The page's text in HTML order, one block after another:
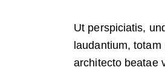
Ut perspiciatis,
laudantium,
architecto beatae